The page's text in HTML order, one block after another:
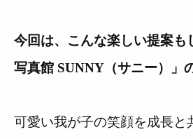
今回は、こんな楽しい提案も
写真館 SUNNY（サニー）」
可愛い我が子の笑顔を成長と